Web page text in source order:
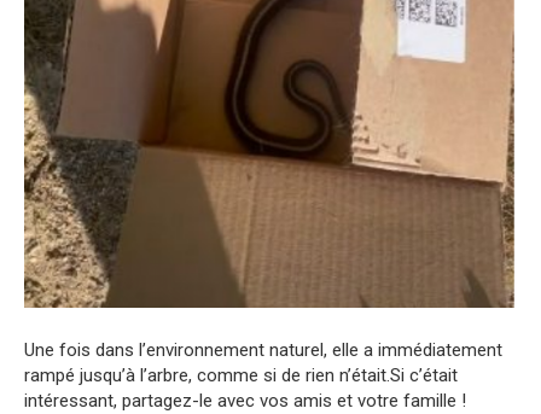
Une fois dans l’environnement naturel, elle a immédiatement
rampé jusqu’à l’arbre, comme si de rien n’était.Si c’était
intéressant, partagez-le avec vos amis et votre famille !